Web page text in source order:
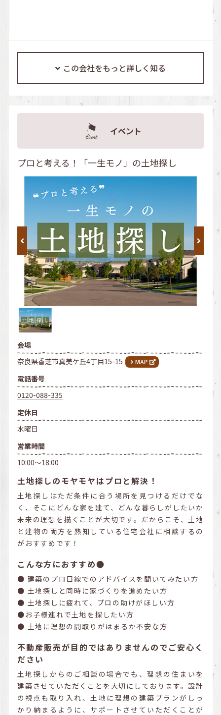
この会社をもっと詳しく知る
イベント
プロと考える！「一生モノ」の土地探し
会場
奈良県香芝市真美ケ丘4丁目15-15
電話番号
0120-088-335
定休日
水曜日
営業時間
10:00～18:00
土地探しのモヤモヤはプロと解決！
土地探しはただ条件に合う場所を見つけるだけでな
く、そこにどんな家を建て、どんな暮らしがしたいか
未来の理想を描くことが大切です。だからこそ、土地
と建物の両方を熟知している住宅会社に相談するの
がおすすめです！
こんな方におすすめ●
● 建築のプロ目線でのアドバイスを聞いてみたい方
● 土地探しと同時に家づくりを進めたい方
● 土地探しに疲れて、プロの助けがほしい方
●お子様連れで土地を探したい方
● 土地に理想の間取りがはまるか不安な方
不動産販売が目的ではありませんのでご安心く
ださい
土地探しからのご相談の場合でも、理想の住まいを
建築させていただくことを大切にしております。設計
の視点も取り入れ、土地に理想の建築プランがしっ
かり納まるように、サポートさせていただくことが